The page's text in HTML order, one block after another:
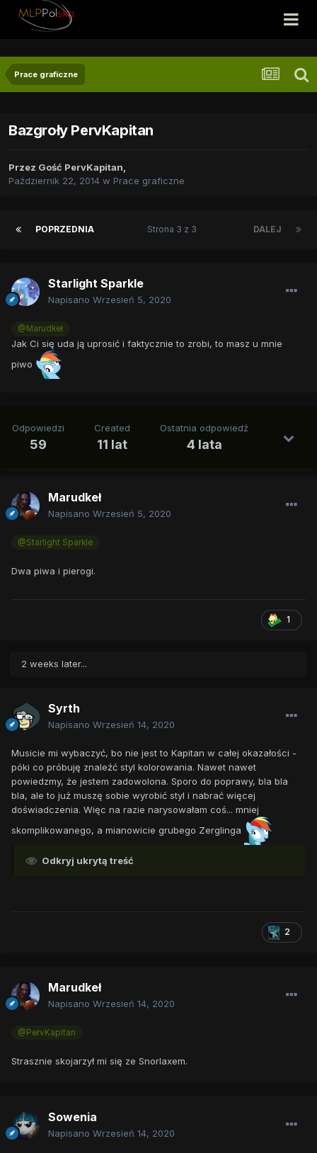
Prace graficzne
Bazgroły PervKapitan
Przez Gość PervKapitan,
Październik 22, 2014 w Prace graficzne
POPRZEDNIA DALEJ
Strona 3 z 3
Starlight Sparkle
Napisano Wrzesień 5, 2020
@Marudkeł
Jak Ci się uda ją uprosić i faktycznie to zrobi, to masz u mnie
piwo
Odpowiedzi
59
Created
11 lat
Ostatnia odpowiedź
4 lata
Marudkeł
Napisano Wrzesień 5, 2020
@Starlight Sparkle
Dwa piwa i pierogi.
1
2 weeks later...
Syrth
Napisano Wrzesień 14, 2020
Musicie mi wybaczyć, bo nie jest to Kapitan w całej okazałości -
póki co próbuję znaleźć styl kolorowania. Nawet nawet
powiedzmy, że jestem zadowolona. Sporo do poprawy, bla bla
bla, ale to już muszę sobie wyrobić styl i nabrać więcej
doświadczenia. Więc na razie narysowałam coś... mniej
skomplikowanego, a mianowicie grubego Zerglinga
Odkryj ukrytą treść
2
Marudkeł
Napisano Wrzesień 14, 2020
@PervKapitan
Strasznie skojarzył mi się ze Snorlaxem.
Sowenia
Napisano Wrzesień 14, 2020